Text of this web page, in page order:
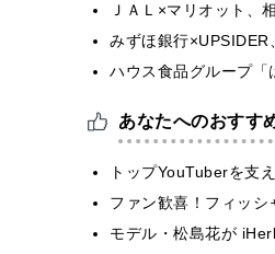
ＪＡＬ×マリオット
みずほ銀行
ハウス食品グループ
あなたへのおすす
トップYouTuberを支
ファン歓喜！フィッ
モデル・松島花が